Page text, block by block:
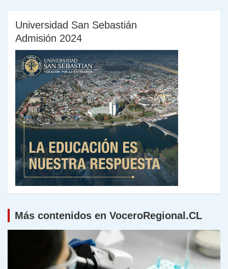
Universidad San Sebastián
Admisión 2024
Más contenidos en VoceroRegional.CL